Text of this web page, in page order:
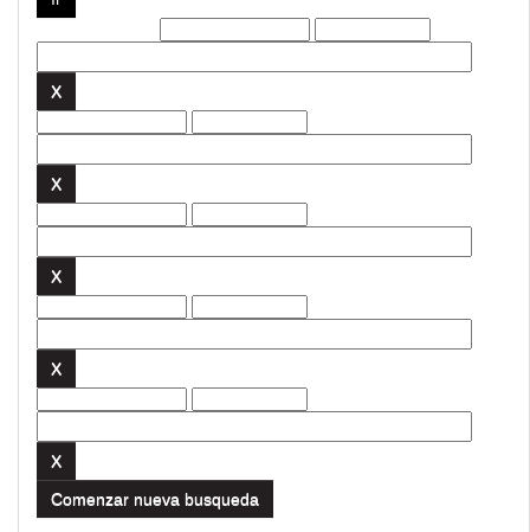
Comenzar nueva busqueda